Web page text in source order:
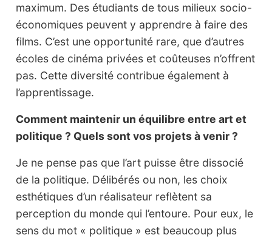
maximum. Des étudiants de tous milieux socio-
économiques peuvent y apprendre à faire des
films. C’est une opportunité rare, que d’autres
écoles de cinéma privées et coûteuses n’offrent
pas. Cette diversité contribue également à
l’apprentissage.
Comment maintenir un équilibre entre art et
politique ? Quels sont vos projets à venir ?
Je ne pense pas que l’art puisse être dissocié
de la politique. Délibérés ou non, les choix
esthétiques d’un réalisateur reflètent sa
perception du monde qui l’entoure. Pour eux, le
sens du mot « politique » est beaucoup plus